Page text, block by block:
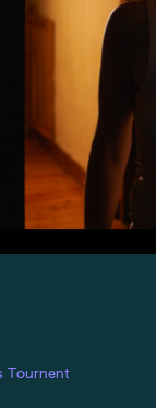
Tournent